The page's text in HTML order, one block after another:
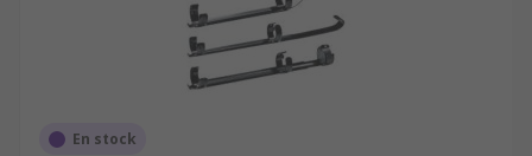
En stock